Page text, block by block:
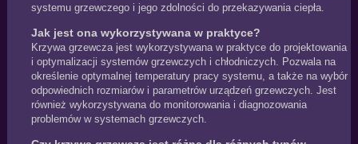
systemu grzewczego i jego zdolności do przekazywania ciepła.
Jak jest ona wykorzystywana w praktyce?
Krzywa grzewcza jest wykorzystywana w praktyce do projektowania
i optymalizacji systemów grzewczych i chłodniczych. Pozwala na
określenie optymalnej temperatury pracy systemu, a także na wybór
odpowiednich rozmiarów i parametrów urządzeń grzewczych. Jest
również wykorzystywana do monitorowania i diagnozowania
problemów w systemach grzewczych.